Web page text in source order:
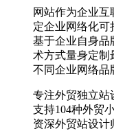
网站作为企业
定企业网络化可
基于企业自身品
术方式量身定制
不同企业网络品
专注外贸独立站
支持104种外贸
资深外贸站设计